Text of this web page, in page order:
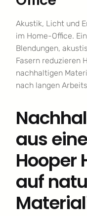
Akustik, Licht und
im Home-Office.
Blendungen,
Fasern reduzieren
nachhaltigen
nach langen
aus
Hooper
auf